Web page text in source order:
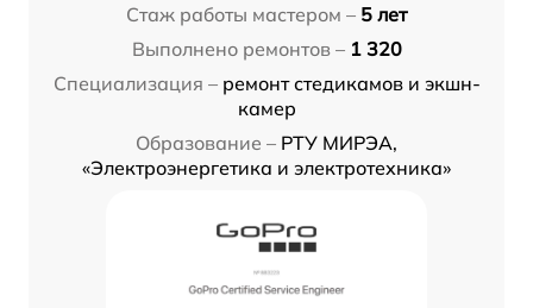
Стаж работы мастером – 5 лет
Выполнено ремонтов – 1 320
Специализация – ремонт стедикамов и экшн-
камер
Образование – РТУ МИРЭА,
«Электроэнергетика и электротехника»